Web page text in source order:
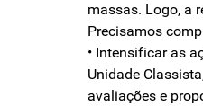
massas. Logo, a
Precisamos
• Intensificar as
Unidade
avaliações e